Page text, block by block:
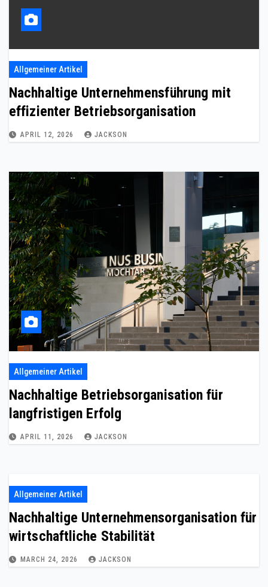
Allgemeiner Artikel
Nachhaltige Unternehmensführung mit
effizienter Betriebsorganisation
APRIL 12, 2026 JACKSON
Allgemeiner Artikel
Nachhaltige Betriebsorganisation für
langfristigen Erfolg
APRIL 11, 2026 JACKSON
Allgemeiner Artikel
Nachhaltige Unternehmensorganisation für
wirtschaftliche Stabilität
MARCH 24, 2026 JACKSON